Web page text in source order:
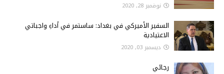
نوفمبر 28, 2020
السفير الأميركي في بغداد: ساستمر في أداءِ واجباتي
الاعتيادية
ديسمبر 03, 2020
رجائي